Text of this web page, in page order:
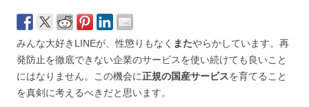
みんな大好きLINEが、性懲りもなく またやらかしています。再
発防止を徹底できない企業のサービスを使い続けても良いこと
にはなりません。この機会に正規の国産サービスを育てること
を真剣に考えるべきだと思います。